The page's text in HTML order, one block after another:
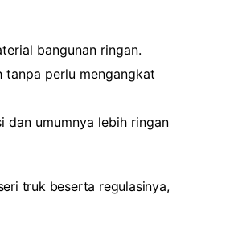
bangunan ringan.
perlu mengangkat
umumnya lebih ringan
truk beserta regulasinya,